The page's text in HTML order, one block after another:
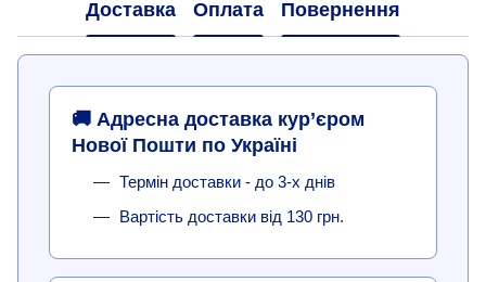
Доставка Оплата Повернення
🚚 Адресна доставка кур’єром
Нової Пошти по Україні
Термін доставки - до 3-х днів
Вартість доставки від 130 грн.